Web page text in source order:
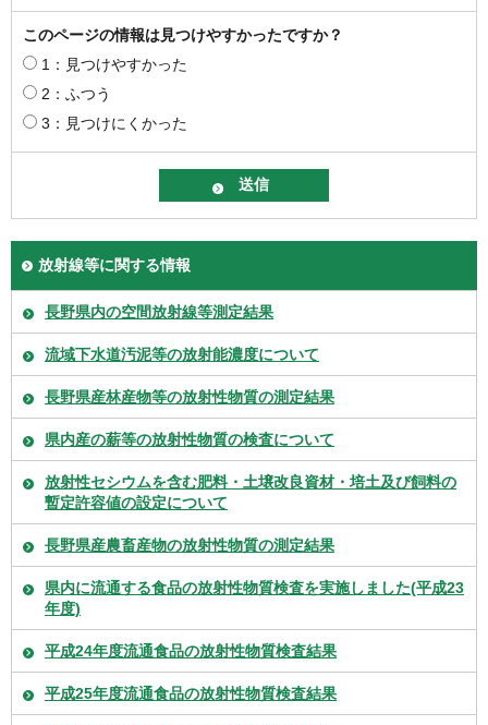
このページの情報は見つけやすかったですか？
1：見つけやすかった
2：ふつう
3：見つけにくかった
放射線等に関する情報
長野県内の空間放射線等測定結果
流域下水道汚泥等の放射能濃度について
長野県産林産物等の放射性物質の測定結果
県内産の薪等の放射性物質の検査について
放射性セシウムを含む肥料・土壌改良資材・培土及び飼料の
暫定許容値の設定について
長野県産農畜産物の放射性物質の測定結果
県内に流通する食品の放射性物質検査を実施しました(平成23
年度)
平成24年度流通食品の放射性物質検査結果
平成25年度流通食品の放射性物質検査結果